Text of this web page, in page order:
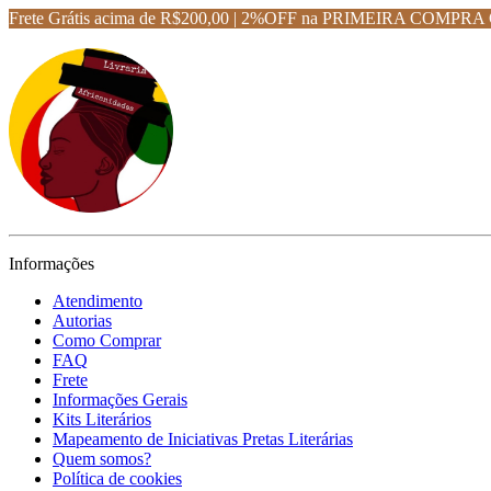
Frete Grátis acima de R$200,00 | 2%OFF na PRIMEIRA
Informações
Atendimento
Autorias
Como Comprar
FAQ
Frete
Informações Gerais
Kits Literários
Mapeamento de Iniciativas Pretas Literárias
Quem somos?
Política de cookies